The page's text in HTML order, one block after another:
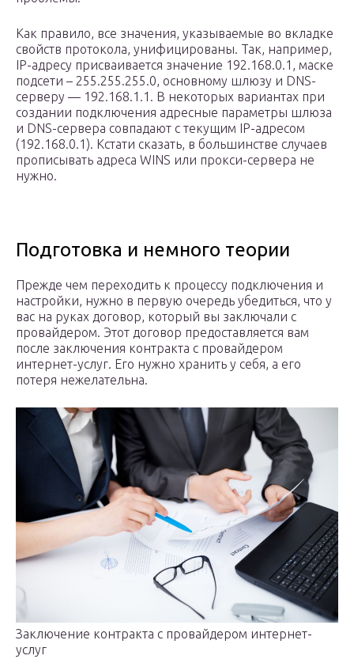
Как правило, все значения, указываемые во вкладке
свойств протокола, унифицированы. Так, например,
IP-адресу присваивается значение 192.168.0.1, маске
подсети – 255.255.255.0, основному шлюзу и DNS-
серверу — 192.168.1.1. В некоторых вариантах при
создании подключения адресные параметры шлюза
и DNS-сервера совпадают с текущим IP-адресом
(192.168.0.1). Кстати сказать, в большинстве случаев
прописывать адреса WINS или прокси-сервера не
нужно.
Подготовка и немного теории
Прежде чем переходить к процессу подключения и
настройки, нужно в первую очередь убедиться, что у
вас на руках договор, который вы заключали с
провайдером. Этот договор предоставляется вам
после заключения контракта с провайдером
интернет-услуг. Его нужно хранить у себя, а его
потеря нежелательна.
Заключение контракта с провайдером интернет-
услуг